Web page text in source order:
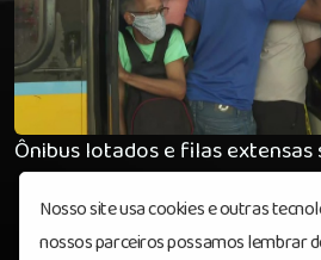
Ônibus lotados e filas
Nosso site usa cookies e outras
nossos parceiros possamos lembrar